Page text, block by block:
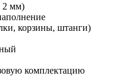
мм)
корзины, штанги)
комплектацию